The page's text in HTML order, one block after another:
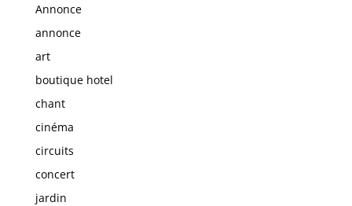
Annonce
annonce
art
boutique hotel
chant
cinéma
circuits
concert
jardin